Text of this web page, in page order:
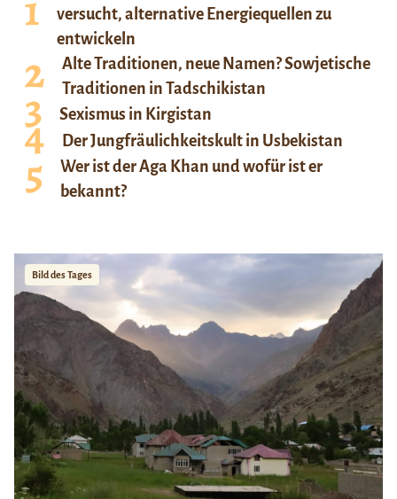
versucht, alternative Energiequellen zu
entwickeln
Alte Traditionen, neue Namen? Sowjetische
Traditionen in Tadschikistan
Sexismus in Kirgistan
Der Jungfräulichkeitskult in Usbekistan
Wer ist der Aga Khan und wofür ist er
bekannt?
Bild des Tages